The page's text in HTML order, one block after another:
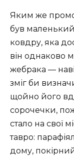
Яким же
був
ковдру, яка
він однаково
жебрака —
зміг би
щойно його
сорочечки,
стало на свої
тавро:
дому,